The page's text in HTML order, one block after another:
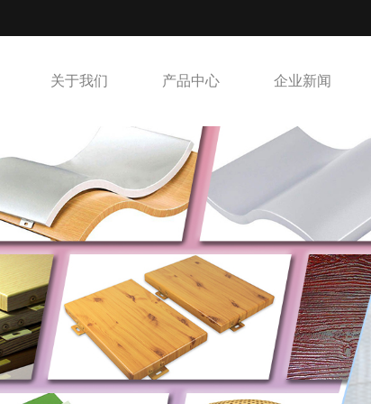
关于我们 产品中心 企业新闻